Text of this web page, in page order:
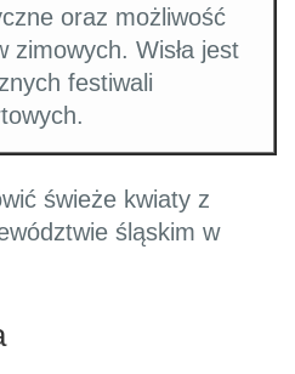
oraz możliwość
zimowych. Wisła jest
festiwali
świeże kwiaty z
śląskim w